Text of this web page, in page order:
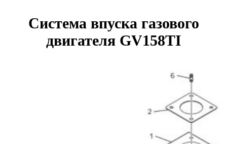
Система впуска газового
двигателя GV158TI